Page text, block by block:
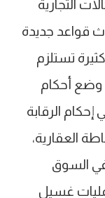
التجارية
قواعد جديدة
تستلزم
أحكام
الرقابة
العقارية،
السوق
غسيل